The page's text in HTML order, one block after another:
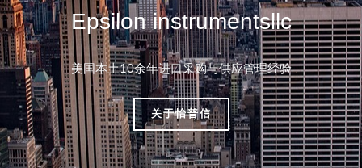
Epsilon instrumentsllc
美国本土10余年进口采购与供应管理经验
关于怡普信